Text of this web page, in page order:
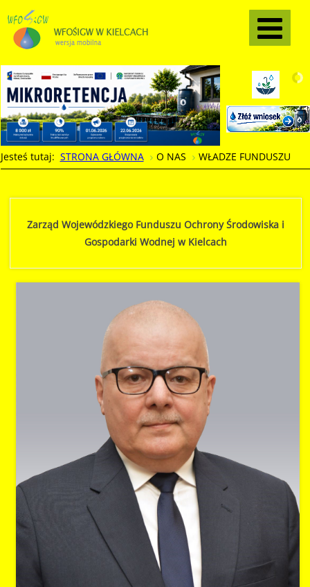
Jesteś tutaj: STRONA GŁÓWNA O NAS WŁADZE FUNDUSZU
Zarząd Wojewódzkiego Funduszu Ochrony Środowiska i
Gospodarki Wodnej w Kielcach